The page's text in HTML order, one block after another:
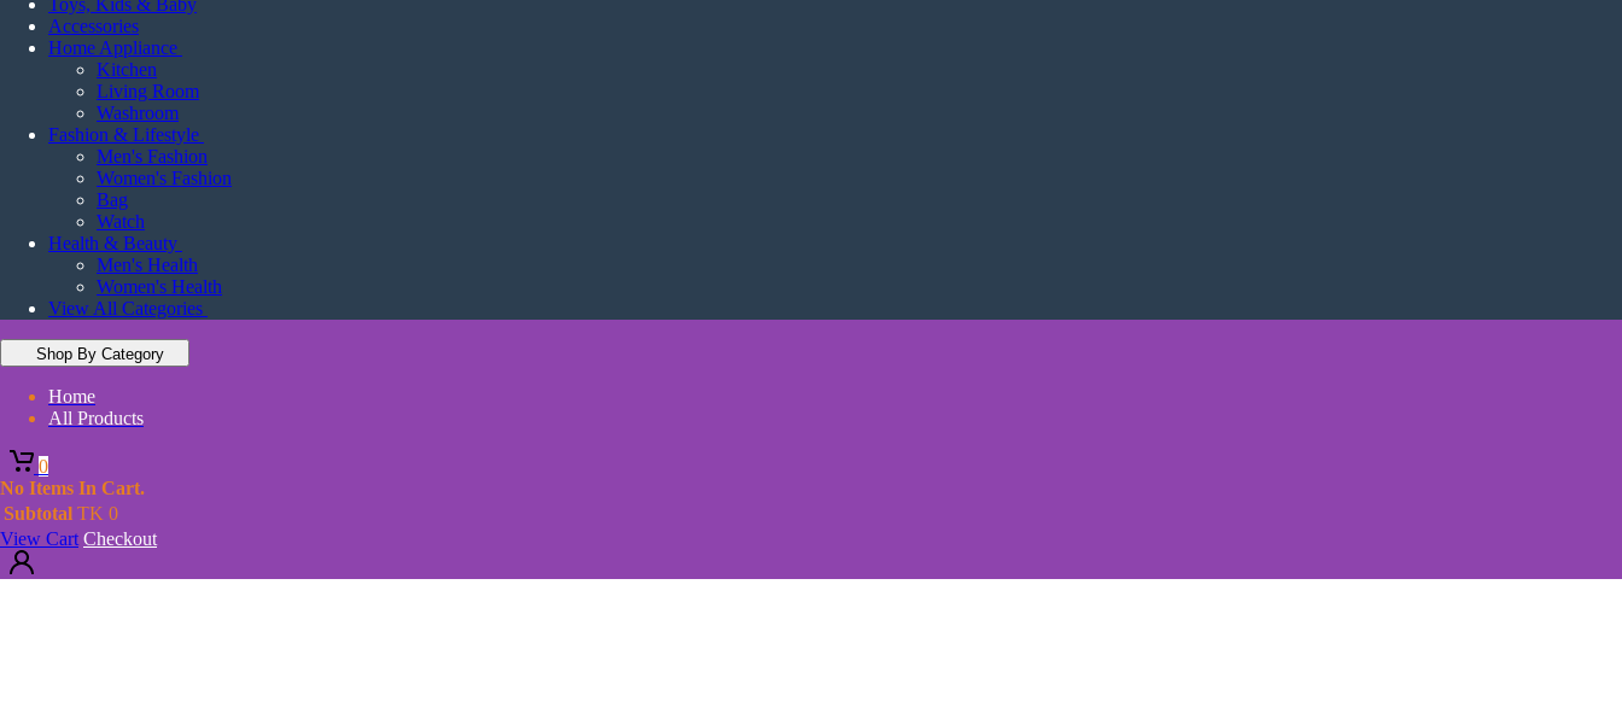
Toys, Kids & Baby
Accessories
Home Appliance
Kitchen
Living Room
Washroom
Fashion & Lifestyle
Men's Fashion
Women's Fashion
Bag
Watch
Health & Beauty
Men's Health
Women's Health
View All Categories
Shop By Category
Home
All Products
0
No Items In Cart.
Subtotal TK 0
View Cart Checkout